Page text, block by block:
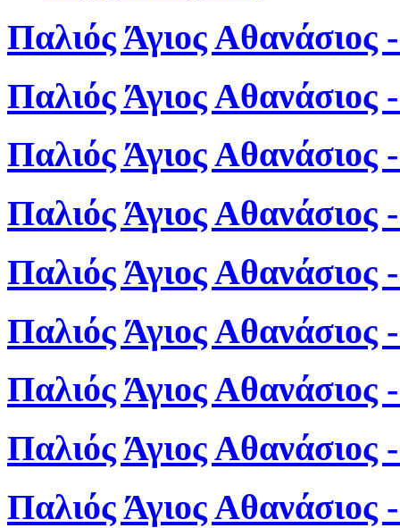
Παλιός Άγιος Αθανάσιος
Παλιός Άγιος Αθανάσιος
Παλιός Άγιος Αθανάσιος
Παλιός Άγιος Αθανάσιος
Παλιός Άγιος Αθανάσιος
Παλιός Άγιος Αθανάσιος
Παλιός Άγιος Αθανάσιος
Παλιός Άγιος Αθανάσιος
Παλιός Άγιος Αθανάσιος